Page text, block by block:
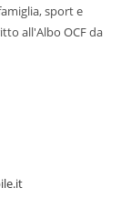
sport e
all'Albo OCF da